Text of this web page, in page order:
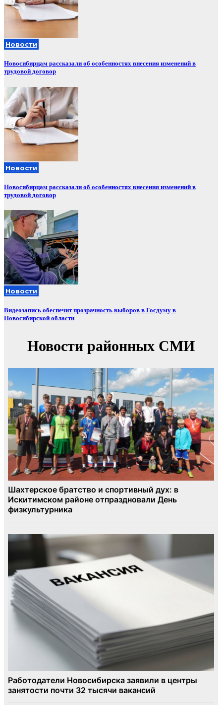
Новости
Новосибирцам рассказали об особенностях внесения изменений в
трудовой договор
Новости
Новосибирцам рассказали об особенностях внесения изменений в
трудовой договор
Новости
Видеозапись обеспечит прозрачность выборов в Госдуму в
Новосибирской области